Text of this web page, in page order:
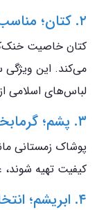
۲. کتان؛ مناسب برای تابستان و مناطق گرم
کتان خاصیت
می‌کند. این
لباس‌های اسلامی
۳. پشم؛ گرمابخش زمستان‌های سرد
پوشاک زمستانی
کیفیت تهیه
۴. ابریشم؛ انتخابی برای لباس‌های رسمی و مذهبی